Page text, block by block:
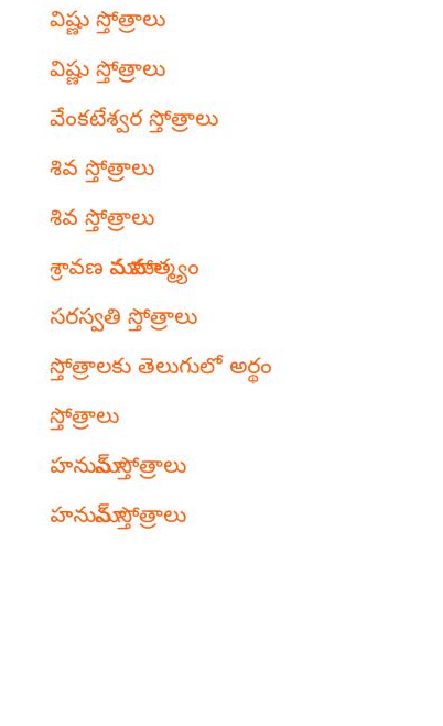
విష్ణు స్తోత్రాలు
విష్ణు స్తోత్రాలు
వేంకటేశ్వర స్తోత్రాలు
శివ స్తోత్రాలు
శివ స్తోత్రాలు
శ్రావణ మాస మాహాత్మ్యం
సరస్వతి స్తోత్రాలు
స్తోత్రాలకు తెలుగులో అర్థం
స్తోత్రాలు
హనుమాన్ స్తోత్రాలు
హనుమాన్ స్తోత్రాలు